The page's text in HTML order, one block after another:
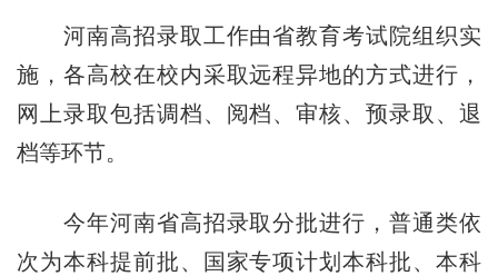
河南高招录取工作由省教育考试院组织实
施，各高校在校内采取远程异地的方式进行，
网上录取包括调档、阅档、审核、预录取、退
档等环节。
今年河南省高招录取分批进行，普通类依
次为本科提前批、国家专项计划本科批、本科